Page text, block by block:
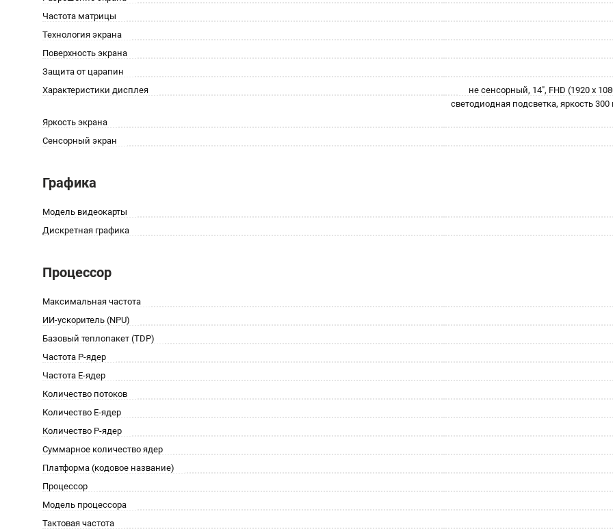
Частота матрицы
Технология экрана
Поверхность экрана
Защита от царапин
Характеристики дисплея
не сенсорный, 14", FHD (1920 x
светодиодная подсветка, яркость
Яркость экрана
Сенсорный экран
Графика
Модель видеокарты
Дискретная графика
Процессор
Максимальная частота
ИИ-ускоритель (NPU)
Базовый теплопакет (TDP)
Частота P-ядер
Частота E-ядер
Количество потоков
Количество E-ядер
Количество P-ядер
Суммарное количество ядер
Платформа (кодовое название)
Процессор
Модель процессора
Тактовая частота